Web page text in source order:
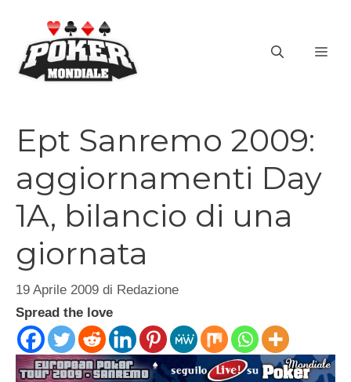
contenuto
Ept Sanremo 2009:
aggiornamenti Day
1A, bilancio di una
giornata
19 Aprile 2009 di Redazione
Spread the love